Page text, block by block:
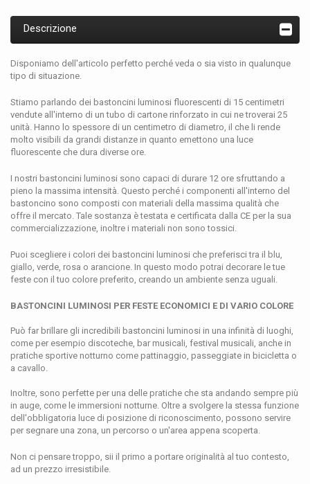
Descrizione
Disponiamo dell'articolo perfetto perché veda o sia visto in qualunque
tipo di situazione.
Stiamo parlando dei bastoncini luminosi fluorescenti di 15 centimetri
vendute all'interno di un tubo di cartone rinforzato in cui ne troverai 25
unità. Hanno lo spessore di un centimetro di diametro, il che li rende
molto visibili da grandi distanze in quanto emettono una luce
fluorescente che dura diverse ore.
I nostri bastoncini luminosi sono capaci di durare 12 ore sfruttando a
pieno la massima intensità. Questo perché i componenti all'interno del
bastoncino sono composti con materiali della massima qualità che
offre il mercato. Tale sostanza è testata e certificata dalla CE per la sua
commercializzazione, inoltre i materiali non sono tossici.
Puoi scegliere i colori dei bastoncini luminosi che preferisci tra il blu,
giallo, verde, rosa o arancione. In questo modo potrai decorare le tue
feste con il tuo colore preferito, creando un ambiente senza uguali.
BASTONCINI LUMINOSI PER FESTE ECONOMICI E DI VARIO COLORE
Può far brillare gli incredibili bastoncini luminosi in una infinità di luoghi,
come per esempio discoteche, bar musicali, festival musicali, anche in
pratiche sportive notturno come pattinaggio, passeggiate in bicicletta o
a cavallo.
Inoltre, sono perfette per una delle pratiche che sta andando sempre più
in auge, come le immersioni notturne. Oltre a svolgere la stessa funzione
dell'obbligatoria luce di posizione di riconoscimento, possono servire
per segnare una zona, un percorso o un'area appena scoperta.
Non ci pensare troppo, sii il primo a portare originalità al tuo contesto,
ad un prezzo irresistibile.